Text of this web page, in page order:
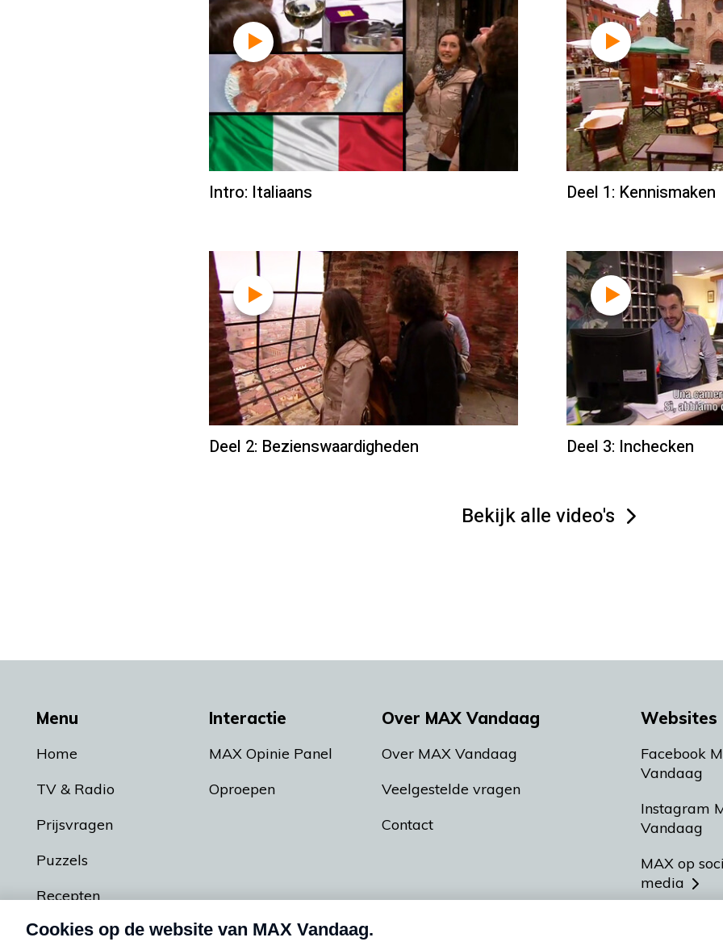
Intro: Italiaans Deel 1: Kennismaken
Deel 2: Bezienswaardigheden Deel 3: Inchecken
Bekijk alle video's
Menu
Home
TV & Radio
Prijsvragen
Puzzels
Recepten
Podcasts
Interactie
MAX Opinie Panel
Oproepen
Over MAX Vandaag
Over MAX Vandaag
Veelgestelde vragen
Contact
Websites
Facebook
Vandaag
Instagram
Vandaag
MAX op
media